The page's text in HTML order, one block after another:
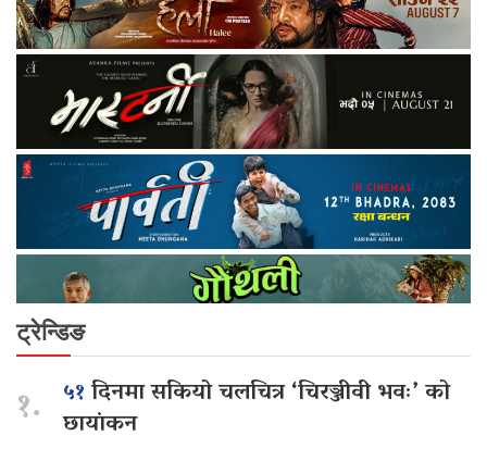
ट्रेन्डिङ
१. ५१दिनमा सकियो चलचित्र ‘चिरञ्जीवी भवः’ को
छायांकन